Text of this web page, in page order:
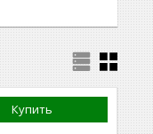
Купить